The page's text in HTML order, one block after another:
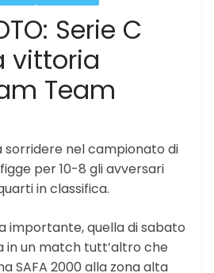
Serie C
vittoria
Team
sorridere nel campionato di
per 10-8 gli avversari
in classifica.
importante, quella di sabato
in un match tutt’altro che
SAFA 2000 alla zona alta